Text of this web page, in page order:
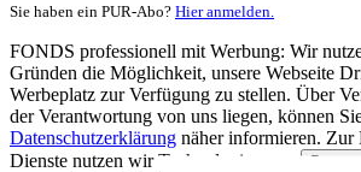
Sie haben ein PUR-Abo? Hier anmelden.
FONDS professionell mit Werbung: Wir
Gründen die Möglichkeit, unsere Webseite
Werbeplatz zur Verfügung zu stellen. Über
der Verantwortung von uns liegen, können
Datenschutzerklärung näher informieren. Zur
Dienste nutzen wir Technologien von